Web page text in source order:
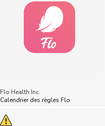
Flo Health Inc.
Calendrier des règles Flo